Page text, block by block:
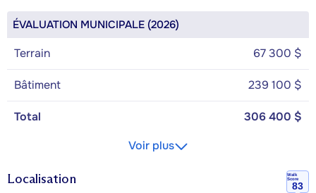
ÉVALUATION MUNICIPALE (2026)
Terrain 67 300 $
Bâtiment 239 100 $
Total
306 400 $
Voir plus
Localisation
Walk
Score
83